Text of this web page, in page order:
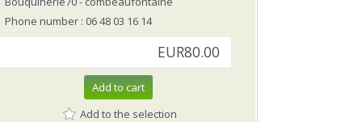
Phone number : 06 48 03 16 14
EUR80.00
Add to cart
Add to the selection